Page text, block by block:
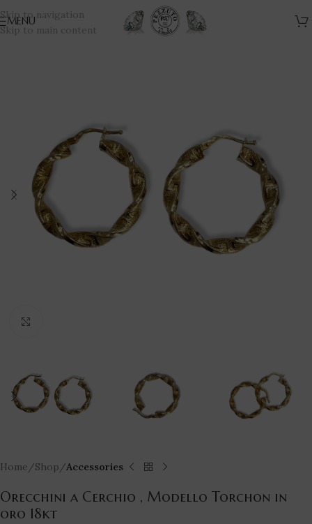
Skip to navigation
Skip to main content
MENU
Home Shop Accessories
Orecchini a Cerchio , Modello Torchon in
oro 18kt